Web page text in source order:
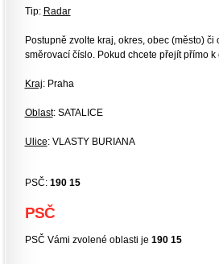
Tip: Radar
Postupně zvolte kraj, okres, obec (město)
směrovací číslo. Pokud chcete přejít přímo
Kraj: Praha
Oblast: SATALICE
Ulice: VLASTY BURIANA
PSČ: 190 15
PSČ
PSČ Vámi zvolené oblasti je 190 15